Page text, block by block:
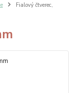
Fialový čtverec,